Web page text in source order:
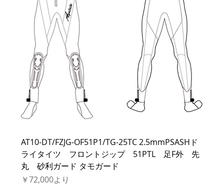
AT10-DT/FZJG-OF51P1/TG-25TC 2.5mmPSASHド
ライタイツ フロントジップ 51PTL 足F外 先
丸 砂利ガード タモガード
￥72,000より
セール価格